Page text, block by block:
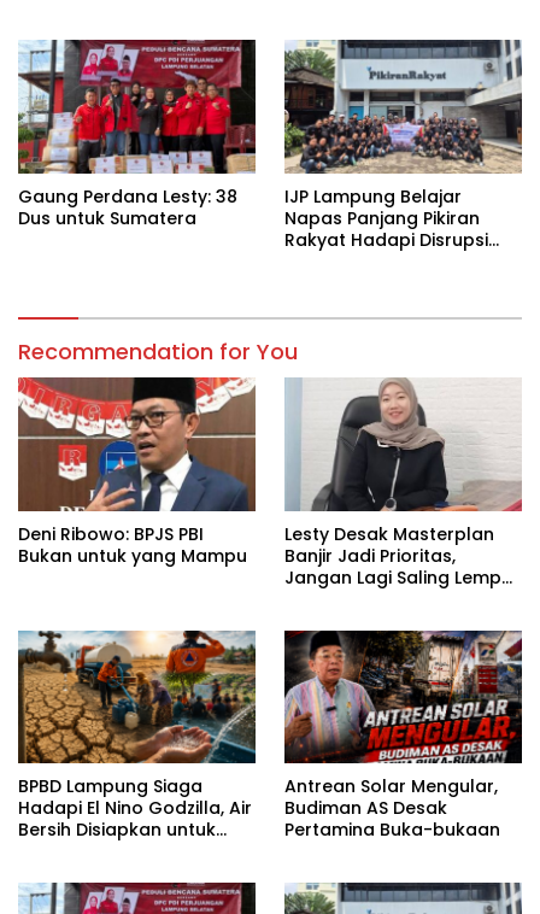
Gaung Perdana Lesty: 38
Dus untuk Sumatera
IJP Lampung Belajar
Napas Panjang Pikiran
Rakyat Hadapi Disrupsi
Recommendation for You
Deni Ribowo: BPJS PBI
Bukan untuk yang Mampu
Lesty Desak Masterplan
Banjir Jadi Prioritas,
Jangan Lagi Saling Lempar
BPBD Lampung Siaga
Hadapi El Nino Godzilla, Air
Bersih Disiapkan untuk
Antrean Solar Mengular,
Budiman AS Desak
Pertamina Buka-bukaan